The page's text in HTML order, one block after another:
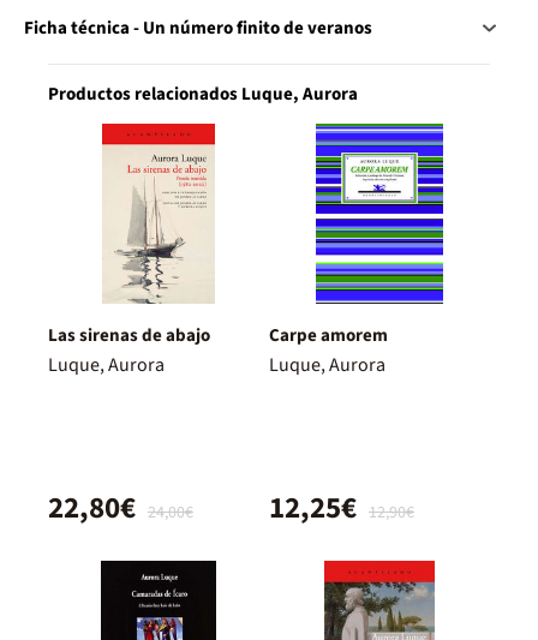
Ficha técnica - Un número finito de veranos
Productos relacionados Luque, Aurora
Las sirenas de abajo
Luque, Aurora
24,00€
22,80€
Carpe amorem
Luque, Aurora
12,90€
12,25€